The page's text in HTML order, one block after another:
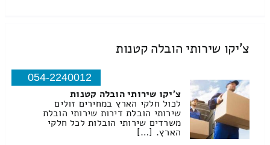
צ'יקו שירותי הובלה קטנות
054-2240012
צ'יקו שירותי הובלה קטנות
לכול חלקי הארץ במחירים זולים
שירותי הובלת דירות שירותי הובלת
משרדים שירותי הובלות לכל חלקי
הארץ. […]